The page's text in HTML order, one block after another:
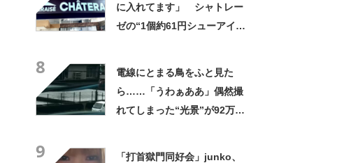
に入れてます」 シャトレー
ゼの“1個約61円シューアイ
8
電線にとまる鳥をふと見た
ら……「うわぁああ」偶然撮
れてしまった“光景”が92万再
9
「打首獄門同好会」junko、